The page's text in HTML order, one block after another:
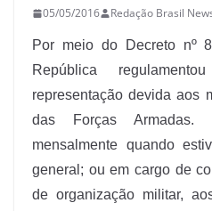
05/05/2016 Redação Brasil
Por meio do Decreto nº
República
representação devida aos
das Forças
mensalmente quando
general; ou em cargo de
de organização militar,